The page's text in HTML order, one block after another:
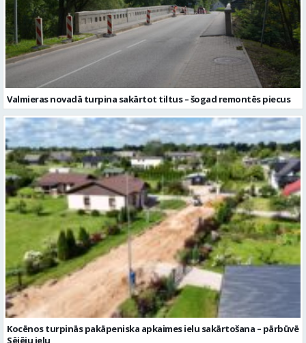
Valmieras novadā turpina sakārtot tiltus – šogad remontēs piecus
Kocēnos turpinās pakāpeniska apkaimes ielu sakārtošana – pārbūvē
Sējēju ielu